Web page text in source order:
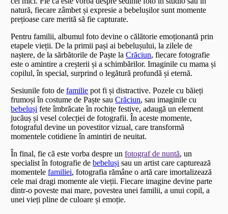
natură, fiecare zâmbet și expresie a bebelușilor sunt momente
prețioase care merită să fie capturate.
Pentru familii, albumul foto devine o călătorie emoționantă prin
etapele vieții. De la primii pași ai bebelușului, la zilele de
naștere, de la sărbătorile de Paște laCrăciun, fiecare fotografie
este o amintire a creșterii și a schimbărilor. Imaginile cu mama și
copilul, în special, surprind o legătură profundă și eternă.
Sesiunile foto defamilie pot fi și distractive. Pozele cu băieți
frumoși în costume de Paște sauCrăciun, sau imaginile cu
bebeluși fete îmbrăcate în rochițe festive, adaugă un element
jucăuș și vesel colecției de fotografii. În aceste momente,
fotograful devine un povestitor vizual, care transformă
momentele cotidiene în amintiri de neuitat.
În final, fie că este vorba despre unfotograf de nuntă, un
specialist în fotografie debebeluși sau un artist care capturează
momentelefamiliei, fotografia rămâne o artă care imortalizează
cele mai dragi momente ale vieții. Fiecare imagine devine parte
dintr-o poveste mai mare, povestea unei familii, a unui copil, a
unei vieți pline de culoare și emoție.